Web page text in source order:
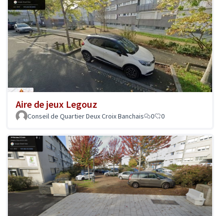
Aire de jeux Legouz
Conseil de Quartier Deux Croix Banchais 0 0